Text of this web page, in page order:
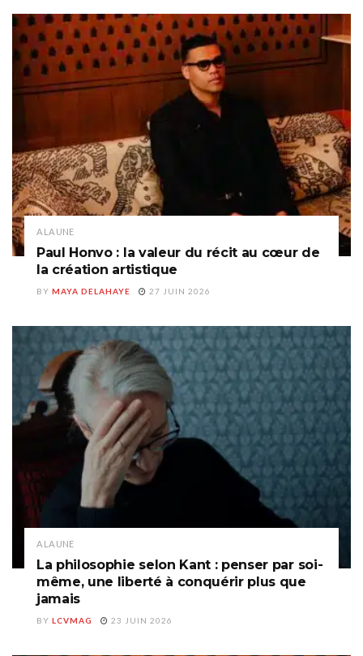
A LA UNE
Paul Honvo : la valeur du récit au cœur de
la création artistique
BY MAYA DELAHAYE 27 JUIN 2026
A LA UNE
La philosophie selon Kant : penser par soi-
même, une liberté à conquérir plus que
jamais
BY LCVMAG 23 JUIN 2026